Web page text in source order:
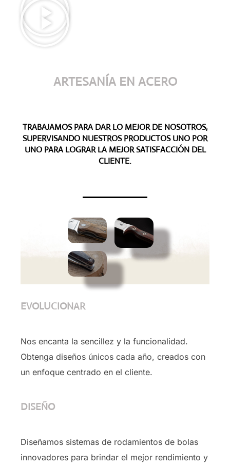
ARTESANÍA EN ACERO
TRABAJAMOS PARA DAR LO MEJOR DE NOSOTROS,
SUPERVISANDO NUESTROS PRODUCTOS UNO POR
UNO PARA LOGRAR LA MEJOR SATISFACCIÓN DEL
CLIENTE.
EVOLUCIONAR
Nos encanta la sencillez y la funcionalidad.
Obtenga diseños únicos cada año, creados con
un enfoque centrado en el cliente.
DISEÑO
Diseñamos sistemas de rodamientos de bolas
innovadores para brindar el mejor rendimiento y